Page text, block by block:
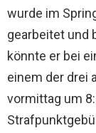
wurde im
gearbeitet und
könnte er bei
einem der drei
vormittag um